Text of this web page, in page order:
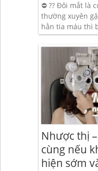
⛔ ?? Đôi mắt là
thường xuyên
hằn tia máu thì
Nhược thị
cùng nếu
hiện sớm